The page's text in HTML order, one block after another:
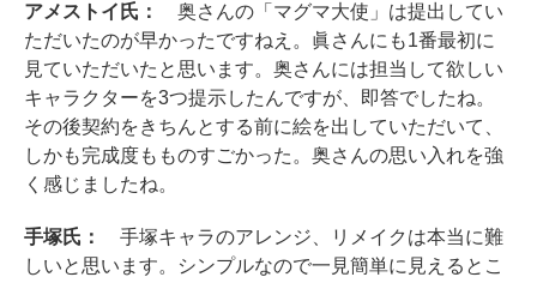
アメストイ氏：
奥さんの「マグマ大使」は提出してい
ただいたのが早かったですねえ。眞さんにも1番最初に
見ていただいたと思います。奥さんには担当して欲しい
キャラクターを3つ提示したんですが、即答でしたね。
その後契約をきちんとする前に絵を出していただいて、
しかも完成度もものすごかった。奥さんの思い入れを強
く感じましたね。
手塚氏：
手塚キャラのアレンジ、リメイクは本当に難
しいと思います。シンプルなので一見簡単に見えるとこ